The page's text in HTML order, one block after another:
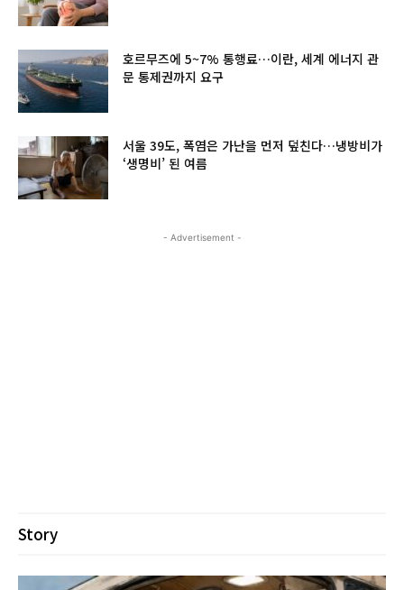
호르무즈에 5~7% 통행료…이란, 세계 에너지 관
문 통제권까지 요구
서울 39도, 폭염은 가난을 먼저 덮친다…냉방비가
‘생명비’ 된 여름
- Advertisement -
Story